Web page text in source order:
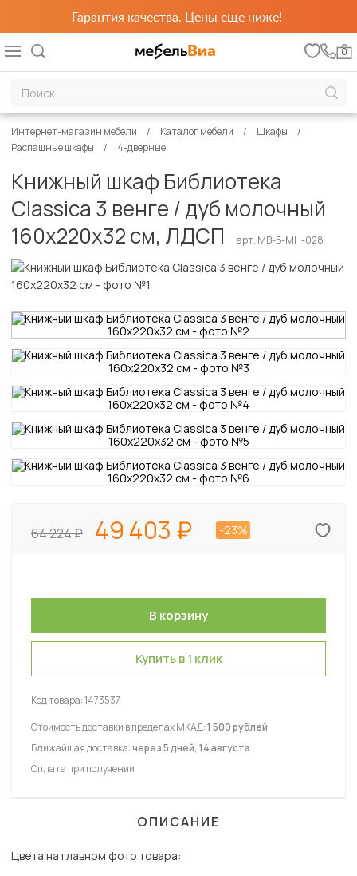
Гарантия качества. Цены еще ниже!
0
Интернет-магазин мебели Каталог мебели
Шкафы
Распашные шкафы
4-дверные
Книжный шкаф Библиотека
Classica 3 венге / дуб молочный
160х220х32 см, ЛДСП
арт. MB-Б-МН-028
64 224 49 403 -23%
Купить в 1 клик
Код товара:1473537
Стоимость доставки в пределах МКАД:1 500 рублей
Ближайшая доставка:через 5 дней, 14 августа
Оплата при получении
ОПИСАНИЕ
Цвета на главном фото товара: